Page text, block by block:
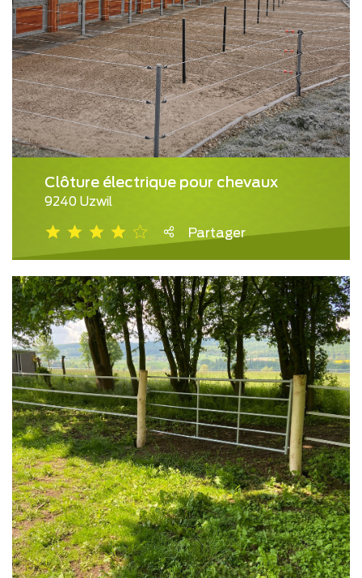
Clôture électrique pour chevaux
9240 Uzwil
Partager